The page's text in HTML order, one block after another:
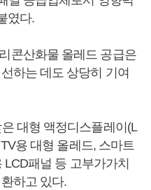
였다.
콘산화물 올레드 공급은
하는 데도 상당히 기여
대형 액정디스플레이(L
용 대형 올레드, 스마트
패널 등 고부가가치
하고 있다.